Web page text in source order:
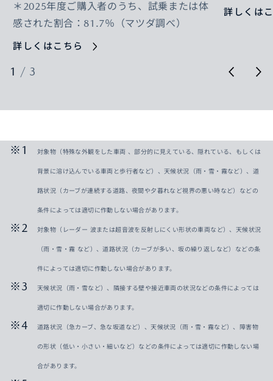
＊2025年度ご購入者のうち、試乗または体
感された割合：81.7％（マツダ調べ）
詳しくはこちら
詳しくは
1 / 3
対象物（特殊な外観をした車両 、部分的に見えている、隠れている、もしくは
背景に溶け込んでいる車両と歩行者など）、天候状況（雨・雪・霧など）、道
路状況（カーブが連続する道路、夜間や夕暮れなど視界の悪い時など）などの
条件によっては適切に作動しない場合があります。
対象物（レーダー 波または超音波を反射しにくい形状の車両など）、天候状況
（雨・雪・霧 など）、道路状況（カーブが多い、坂の繰り返しなど）などの条
件によっては適切に作動しない場合があります。
天候状況（雨・雪など）、隣接する壁や接近車両の状況などの条件によっては
適切に作動しない場合があります。
道路状況（急カーブ、急な坂道など）、天候状況（雨・雪・霧など）、障害物
の形状（低い・小さい・細いなど）などの条件によっては適切に作動しない場
合があります。